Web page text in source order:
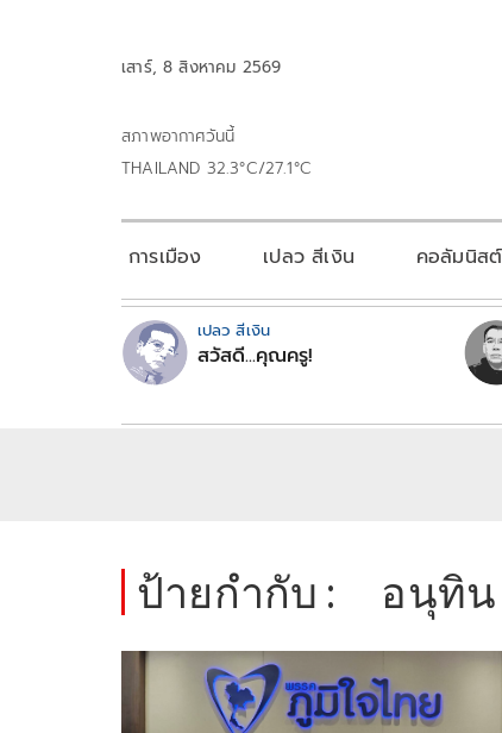
เสาร์, 8 สิงหาคม 2569
สภาพอากาศวันนี้
THAILAND 32.3°C/27.1°C
การเมือง เปลว สีเงิน คอลัมนิสต์
เปลว สีเงิน
สวัสดี...คุณครู!
ป้ายกำกับ : อนุทิน